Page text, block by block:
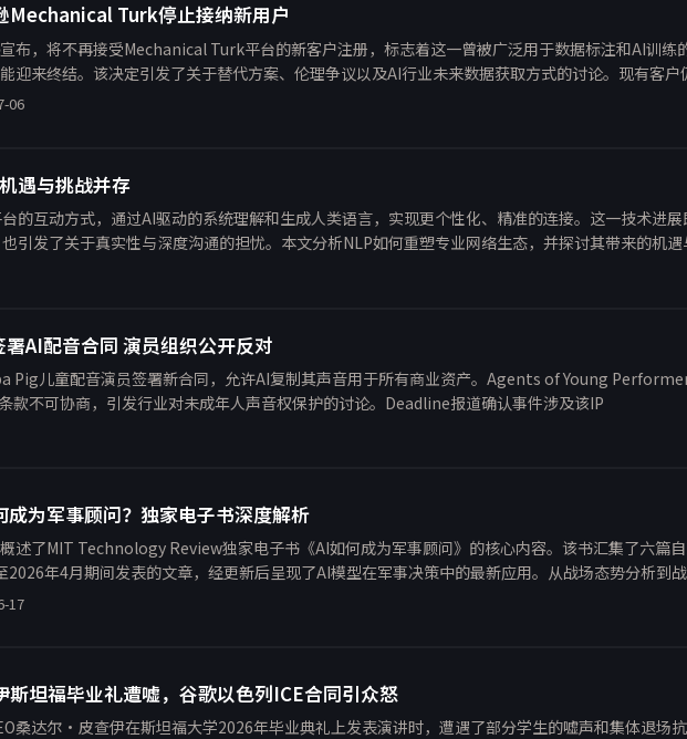
Mechanical Turk停止接纳新用户
布，将不再接受Mechanical Turk平台的新客户注册，标志着这一曾被广泛用于数据标注和AI训练
迎来终结。该决定引发了关于替代方案、伦理争议以及AI行业未来数据获取方式的讨论。现有客户
台活力预计将逐步衰退。
06
遇与挑战并存
的互动方式，通过AI驱动的系统理解和生成人类语言，实现更个性化、精准的连接。这一技术进展
引发了关于真实性与深度沟通的担忧。本文分析NLP如何重塑专业网络生态，并探讨其带来的机遇
AI配音合同 演员组织公开反对
Pig儿童配音演员签署新合同，允许AI复制其声音用于所有商业资产。Agents of Young
不可协商，引发行业对未成年人声音权保护的讨论。Deadline报道确认事件涉及该IP
成为军事顾问？独家电子书深度解析
述了MIT Technology Review独家电子书《AI如何成为军事顾问》的核心内容。该书汇集了六篇
2026年4月期间发表的文章，经更新后呈现了AI模型在军事决策中的最新应用。从战场态势分析到
正逐步从辅助工具演变为关键的参谋角色。文章探讨了军事AI的
17
斯坦福毕业礼遭嘘，谷歌以色列ICE合同引众怒
桑达尔·皮查伊在斯坦福大学2026年毕业典礼上发表演讲时，遭遇了部分学生的嘘声和集体退场